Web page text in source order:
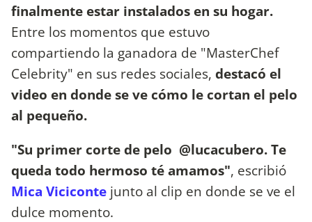
finalmente estar instalados en su hogar.
Entre los momentos que estuvo
compartiendo la ganadora de "MasterChef
Celebrity" en sus redes sociales, destacó el
video en donde se ve cómo le cortan el pelo
al pequeño.
"Su primer corte de pelo @lucacubero. Te
queda todo hermoso té amamos", escribió
Mica Viciconte junto al clip en donde se ve el
dulce momento.